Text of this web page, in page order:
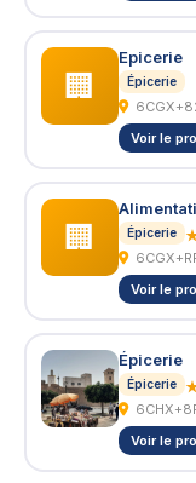
🏢
Epicerie
Épicerie
Voir le
🏢 Épicerie
Voir le
Épicerie
Épicerie
Voir le